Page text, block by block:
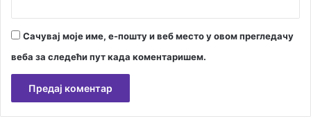
Сачувај моје име, е-пошту и веб место у овом прегледачу
веба за следећи пут када коментаришем.